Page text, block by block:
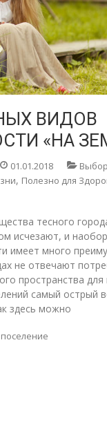
ВИДОВ
«НА
01.01.2018
, Полезно для
тесного
исчезают, и
имеет много
не отвечают
пространства
самый острый
здесь можно